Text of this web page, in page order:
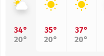
34°
20°
35°
20°
37°
20°